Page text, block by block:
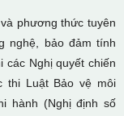
phương thức tuyên
nghệ, bảo đảm tính
các Nghị quyết chiến
thi Luật Bảo vệ môi
hành (Nghị định số